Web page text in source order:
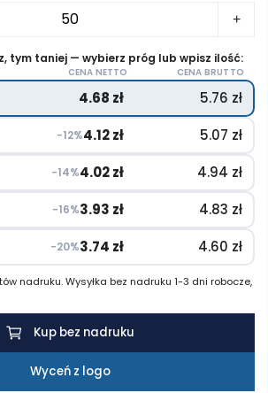
+
tym taniej — wybierz próg lub wpisz ilość:
CENA NETTO CENA BRUTTO
4.68 zł 5.76 zł
−12%4.12zł 5.07 zł
−14%4.02zł 4.94 zł
−16%3.93 zł 4.83 zł
−20%3.74 zł 4.60 zł
nadruku. Wysyłka bez nadruku 1-3 dni robocze,
Kup bez nadruku
Wyceń z logo